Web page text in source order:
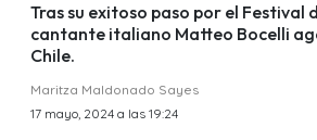
Tras su exitoso paso por el Festival
cantante italiano Matteo Bocelli
Chile.
Maritza Maldonado Sayes
17 mayo, 2024 a las 19:24